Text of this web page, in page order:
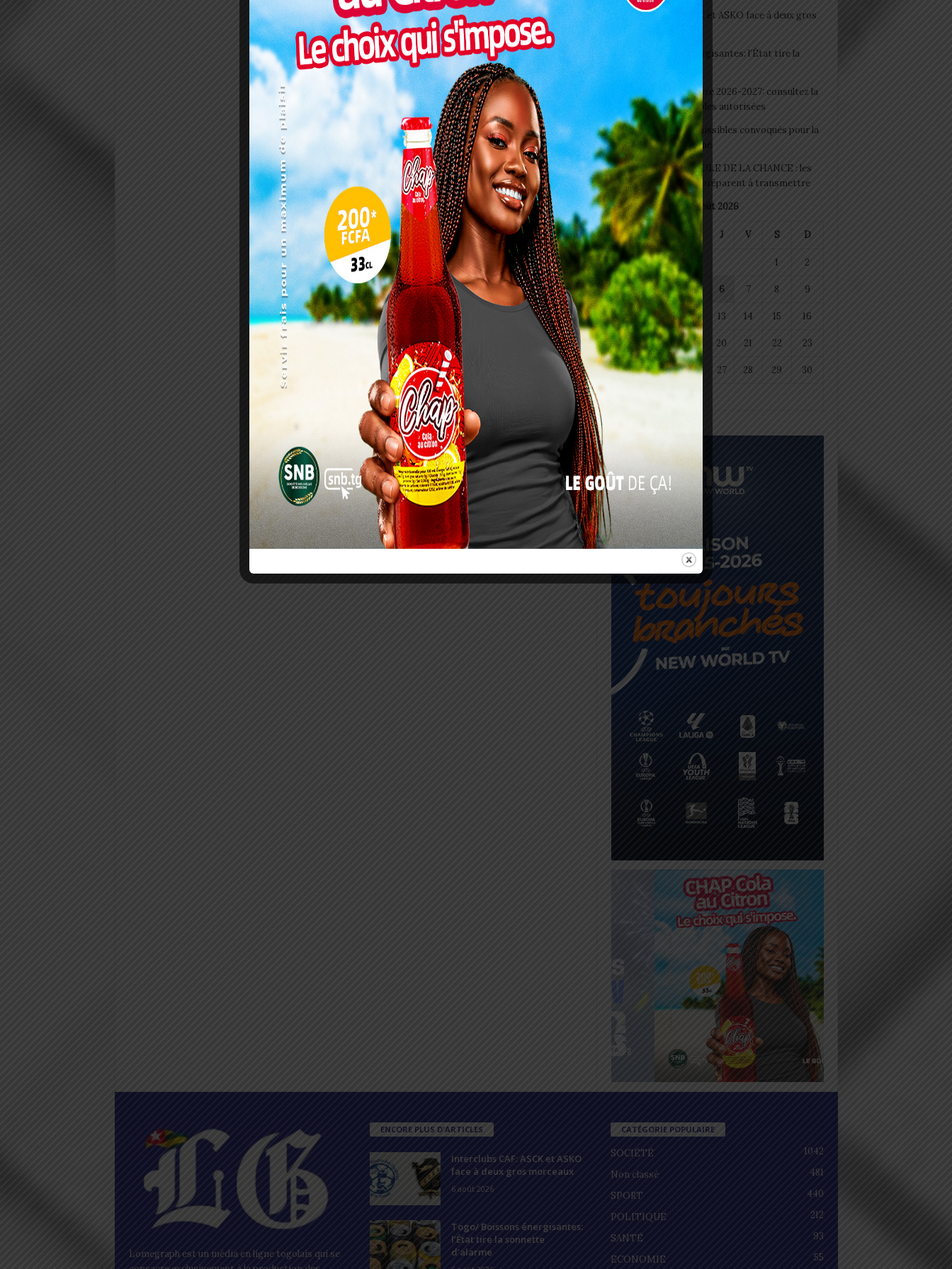
Interclubs CAF: ASCK et ASKO face à deux gros
Togo/ Boissons énergisantes: l’État tire la
Togo/ Rentrée scolaire 2026-2027: consultez la
liste officielle des écoles autorisées
ESSAL 2026 : les admissibles convoqués pour la
visite médicale à Lomé
SWEDD+ Togo / ECOLE DE LA CHANCE : les
maitres-artisans se préparent à transmettre
août 2026
L M M J V S D
1 2
3 4 5 6 7 8 9
10 11 12 13 14 15 16
17 18 19 20 21 22 23
24 25 26 27 28 29 30
Lomegraph est un média en ligne togolais qui se
ENCORE PLUS D'ARTICLES
Interclubs CAF: ASCK et ASKO
face à deux gros morceaux
6 août 2026
Togo/ Boissons énergisantes:
l’État tire la sonnette
d’alarme
CATÉGORIE POPULAIRE
SOCIÉTÉ
1042
Non classé
481
SPORT
440
POLITIQUE
212
SANTÉ
93
ECONOMIE
55